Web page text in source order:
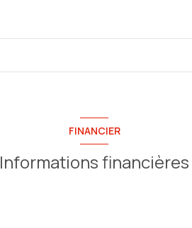
FINANCIER
Informations financières